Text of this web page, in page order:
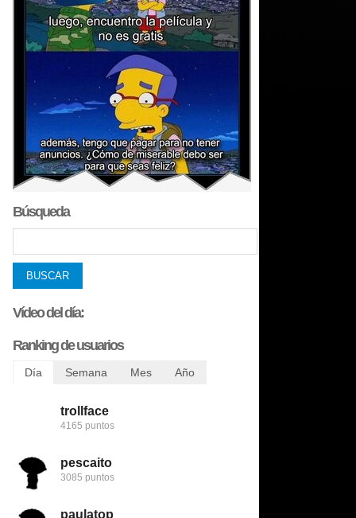
Búsqueda
Vídeo del día:
Ranking de usuarios
Día
trollface
4165 puntos
pescaito
3085 puntos
paulatop
Semana
trollface
6456 puntos
123despasito
5345 puntos
mariettachesnut
Mes
bobobobs
8509 puntos
nomedigas
8422 puntos
trollface
Año
bobobobs
272731 puntos
flamenquin
240782 puntos
patatabrava